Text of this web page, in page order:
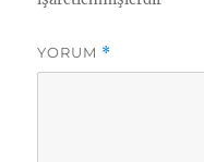
YORUM *